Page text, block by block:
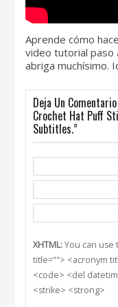
Aprende cómo
video tutorial paso
abriga muchísimo.
Deja Un
Crochet Hat Puff
Subtitles.”
XHTML:You can use
title=""> <acronym
<code> <del
<strike> <strong>